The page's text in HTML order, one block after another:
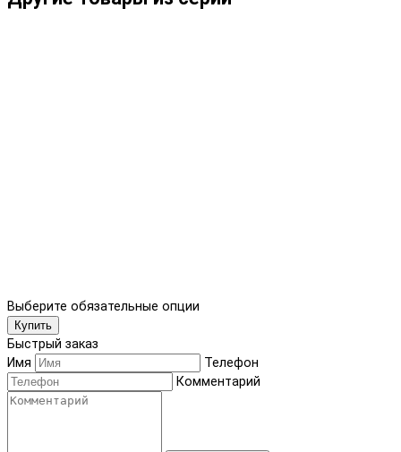
Выберите обязательные опции
Купить
Быстрый заказ
Имя
Телефон
Комментарий